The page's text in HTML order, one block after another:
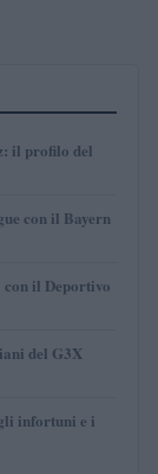
il profilo del
con il Bayern
il Deportivo
del G3X
infortuni e i